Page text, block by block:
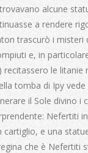
alcune
a rendere
trascurò i
e, in
recitassero le
tomba di Ipy
il Sole divino
Nefertiti
e una
che è Nefertiti